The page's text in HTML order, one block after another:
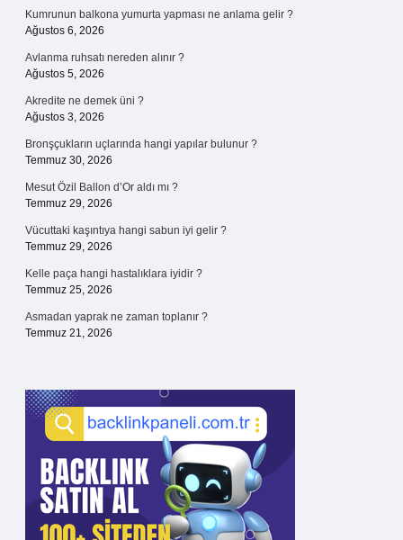
Kumrunun balkona yumurta yapması ne anlama gelir ?
Ağustos 6, 2026
Avlanma ruhsatı nereden alınır ?
Ağustos 5, 2026
Akredite ne demek üni ?
Ağustos 3, 2026
Bronşçukların uçlarında hangi yapılar bulunur ?
Temmuz 30, 2026
Mesut Özil Ballon d’Or aldı mı ?
Temmuz 29, 2026
Vücuttaki kaşıntıya hangi sabun iyi gelir ?
Temmuz 29, 2026
Kelle paça hangi hastalıklara iyidir ?
Temmuz 25, 2026
Asmadan yaprak ne zaman toplanır ?
Temmuz 21, 2026